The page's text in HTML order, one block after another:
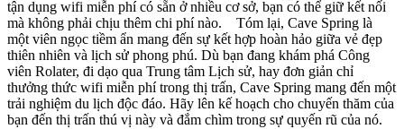
tận dụng wifi miễn phí có sẵn ở nhiều cơ sở, bạn có thể giữ kết nối
mà không phải chịu thêm chi phí nào. Tóm lại, Cave Spring là
một viên ngọc tiềm ẩn mang đến sự kết hợp hoàn hảo giữa vẻ đẹp
thiên nhiên và lịch sử phong phú. Dù bạn đang khám phá Công
viên Rolater, đi dạo qua Trung tâm Lịch sử, hay đơn giản chỉ
thưởng thức wifi miễn phí trong thị trấn, Cave Spring mang đến một
trải nghiệm du lịch độc đáo. Hãy lên kế hoạch cho chuyến thăm của
bạn đến thị trấn thú vị này và đắm chìm trong sự quyến rũ của nó.